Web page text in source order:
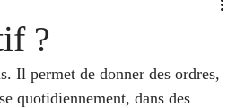
?
Il permet de donner des ordres,
quotidiennement, dans des